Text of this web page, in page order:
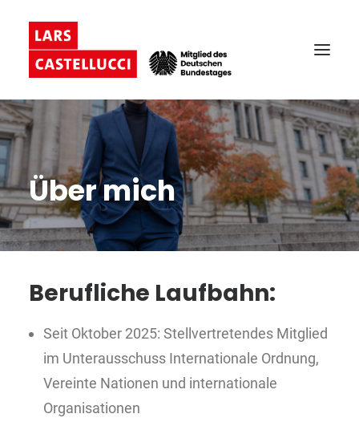
Über mich
Berufliche Laufbahn:
Seit Oktober 2025: Stellvertretendes Mitglied
im Unterausschuss Internationale Ordnung,
Vereinte Nationen und internationale
Organisationen